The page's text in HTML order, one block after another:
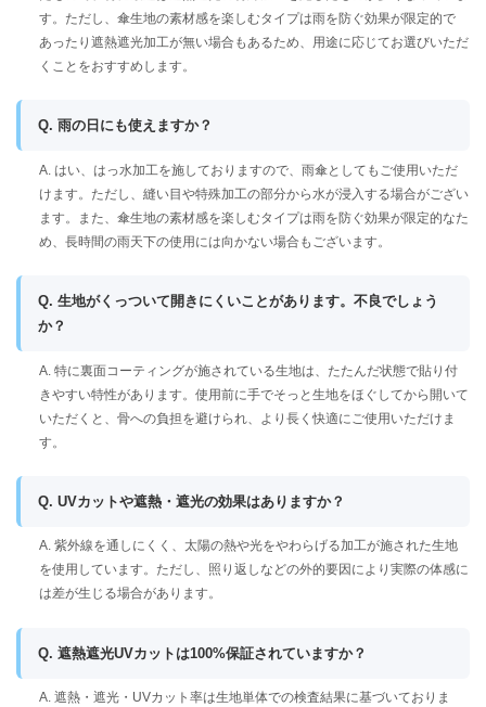
す。ただし、傘生地の素材感を楽しむタイプは雨を防ぐ効果が限定的で
あったり遮熱遮光加工が無い場合もあるため、用途に応じてお選びいただ
くことをおすすめします。
Q. 雨の日にも使えますか？
A. はい、はっ水加工を施しておりますので、雨傘としてもご使用いただ
けます。ただし、縫い目や特殊加工の部分から水が浸入する場合がござい
ます。また、傘生地の素材感を楽しむタイプは雨を防ぐ効果が限定的なた
め、長時間の雨天下の使用には向かない場合もございます。
Q. 生地がくっついて開きにくいことがあります。不良でしょう
か？
A. 特に裏面コーティングが施されている生地は、たたんだ状態で貼り付
きやすい特性があります。使用前に手でそっと生地をほぐしてから開いて
いただくと、骨への負担を避けられ、より長く快適にご使用いただけま
す。
Q. UVカットや遮熱・遮光の効果はありますか？
A. 紫外線を通しにくく、太陽の熱や光をやわらげる加工が施された生地
を使用しています。ただし、照り返しなどの外的要因により実際の体感に
は差が生じる場合があります。
Q. 遮熱遮光UVカットは100%保証されていますか？
A. 遮熱・遮光・UVカット率は生地単体での検査結果に基づいておりま